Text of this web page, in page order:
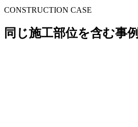
CONSTRUCTION CASE
同じ施工部位を含む事例